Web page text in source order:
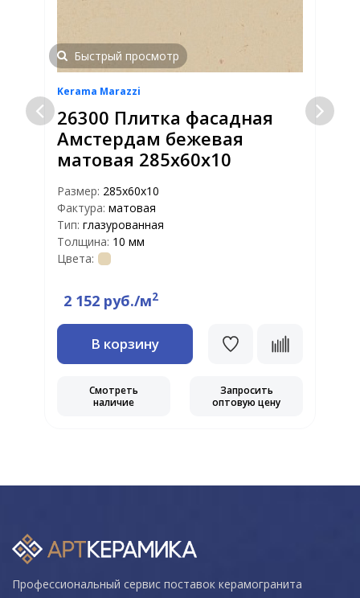
Быстрый просмотр
Kerama Marazzi
26300 Плитка фасадная
Амстердам бежевая
матовая 285х60х10
Размер: 285х60х10
Фактура: матовая
Тип: глазурованная
Толщина: 10 мм
Цвета:
2 152 руб./м2
В корзину
Смотреть
наличие
Запросить
оптовую цену
Профессиональный сервис поставок керамогранита